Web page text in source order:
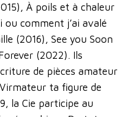
À poils et à chaleur
ou comment j’ai avalé
(2016), See you Soon
(2022). Ils
de pièces amateur
ta figure de
la Cie participe au